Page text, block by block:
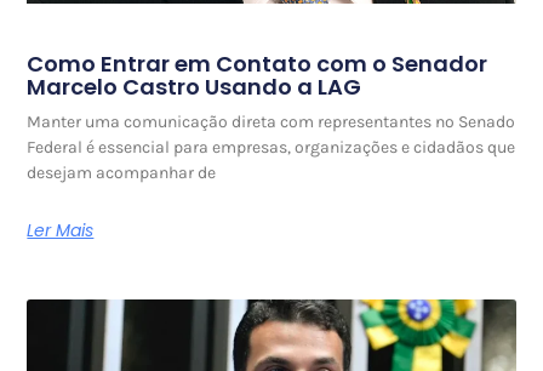
Como Entrar em Contato com o Senador
Marcelo Castro Usando a LAG
Manter uma comunicação direta com representantes no Senado
Federal é essencial para empresas, organizações e cidadãos que
desejam acompanhar de
Ler Mais